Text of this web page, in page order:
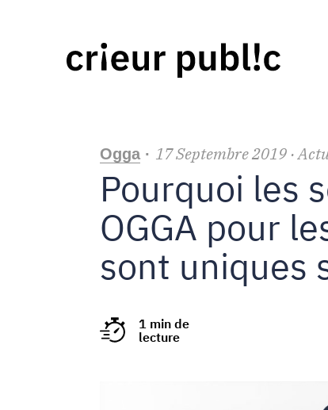
Ogga · 17Septembre2019 ·
Pourquoi les
OGGA pour
sont uniques
1 min de
lecture